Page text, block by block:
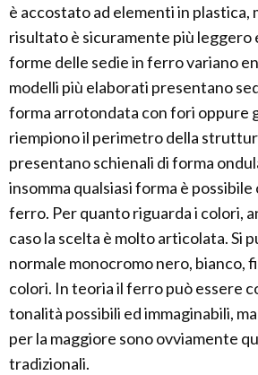
è accostato ad elementi in plastica,
risultato è sicuramente più leggero
forme delle sedie in ferro variano
modelli più elaborati presentano
forma arrotondata con fori oppure
riempiono il perimetro della
presentano schienali di forma
insomma qualsiasi forma è
ferro. Per quanto riguarda i colori,
caso la scelta è molto articolata. Si
normale monocromo nero, bianco,
colori. In teoria il ferro può essere
tonalità possibili ed immaginabili,
per la maggiore sono ovviamente
tradizionali.